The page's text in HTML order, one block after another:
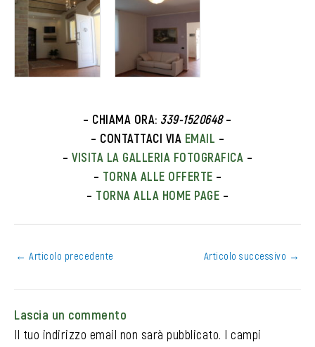
– CHIAMA ORA: 339-1520648–
– CONTATTACI VIA EMAIL –
– VISITA LA GALLERIA FOTOGRAFICA –
– TORNA ALLE OFFERTE –
– TORNA ALLA HOME PAGE –
← Articolo precedente Articolo successivo →
Lascia un commento
Il tuo indirizzo email non sarà pubblicato. I campi